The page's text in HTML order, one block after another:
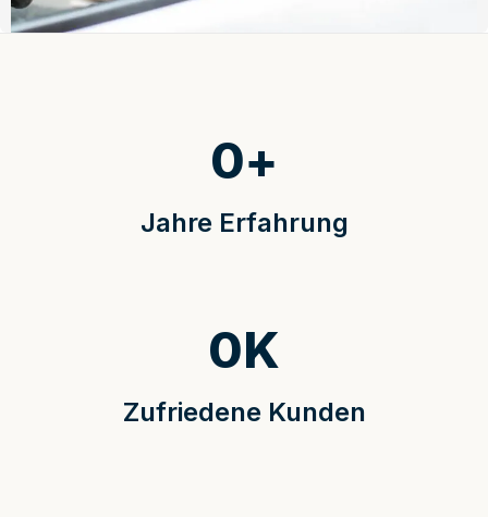
Jahre Erfahrung
0+
Zufriedene Kunden
0K